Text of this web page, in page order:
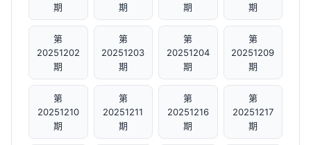
期
期
期
期
第
20251202
期
第
20251203
期
第
20251204
期
第
20251209
期
第
20251210
期
第
20251211
期
第
20251216
期
第
20251217
期